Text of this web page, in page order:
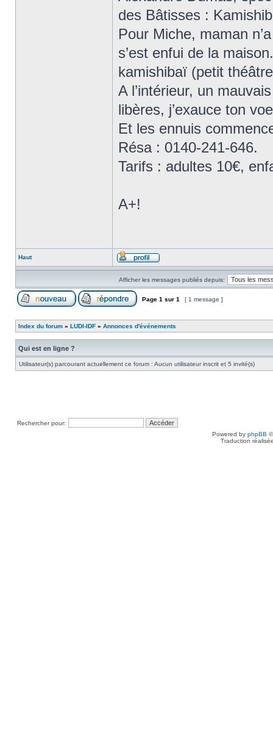
des Bâtisses :
Pour Miche, maman
s’est enfui de la
kamishibaï (petit
A l’intérieur, un
libères, j’exauce ton
Et les ennuis
Résa : 0140-241-646.
Tarifs : adultes 10€,
A+!
Haut
Afficher les messages publiés depuis:
Page 1 sur 1 [ 1 message ]
Index du forum » LUDI-IDF » Annonces d'événements
Qui est en ligne ?
Utilisateur(s) parcourant actuellement ce forum : Aucun utilisateur inscrit et 5 invité(s)
Rechercher pour:
Powered by phpBB
Traduction